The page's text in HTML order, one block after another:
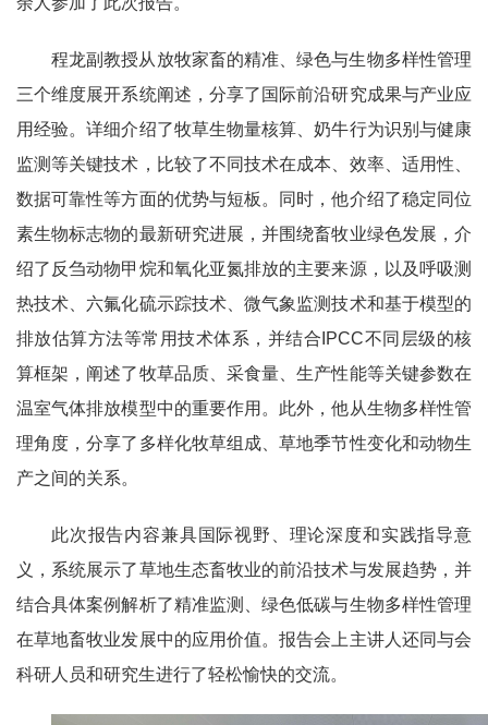
程龙副教授从放牧家畜的精准、绿色与生物多样性管理
三个维度展开系统阐述，分享了国际前沿研究成果与产业应
用经验。详细介绍了牧草生物量核算、奶牛行为识别与健康
监测等关键技术，比较了不同技术在成本、效率、适用性、
数据可靠性等方面的优势与短板。同时，他介绍了稳定同位
素生物标志物的最新研究进展，并围绕畜牧业绿色发展，介
绍了反刍动物甲烷和氧化亚氮排放的主要来源，以及呼吸测
热技术、六氟化硫示踪技术、微气象监测技术和基于模型的
排放估算方法等常用技术体系，并结合IPCC不同层级的核
算框架，阐述了牧草品质、采食量、生产性能等关键参数在
温室气体排放模型中的重要作用。此外，他从生物多样性管
理角度，分享了多样化牧草组成、草地季节性变化和动物生
产之间的关系。
此次报告内容兼具国际视野、理论深度和实践指导意
义，系统展示了草地生态畜牧业的前沿技术与发展趋势，并
结合具体案例解析了精准监测、绿色低碳与生物多样性管理
在草地畜牧业发展中的应用价值。报告会上主讲人还同与会
科研人员和研究生进行了轻松愉快的交流。